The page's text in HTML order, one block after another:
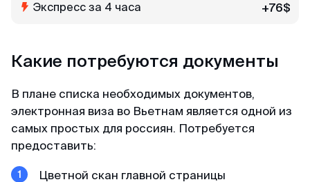
Экспресс за 4 часа +76$
Какие потребуются документы
В плане списка необходимых документов,
электронная виза во Вьетнам является одной из
самых простых для россиян. Потребуется
предоставить:
Цветной скан главной страницы